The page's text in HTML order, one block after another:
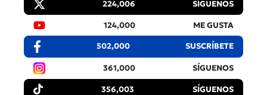
224,006 SÍGUENOS
124,000 ME GUSTA
502,000 SUSCRÍBETE
361,000 SÍGUENOS
356,003 SÍGUENOS